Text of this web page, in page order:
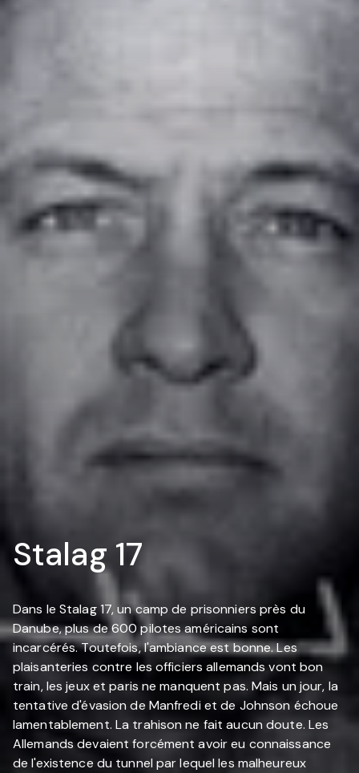
Stalag 17
Dans le Stalag 17, un camp de prisonniers près du
Danube, plus de 600 pilotes américains sont
incarcérés. Toutefois, l'ambiance est bonne. Les
plaisanteries contre les officiers allemands vont bon
train, les jeux et paris ne manquent pas. Mais un jour, la
tentative d'évasion de Manfredi et de Johnson échoue
lamentablement. La trahison ne fait aucun doute. Les
Allemands devaient forcément avoir eu connaissance
de l'existence du tunnel par lequel les malheureux